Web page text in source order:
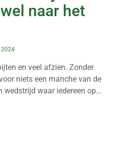
naar het
2024
en veel afzien. Zonder
niets een manche van de
wedstrijd waar iedereen op…